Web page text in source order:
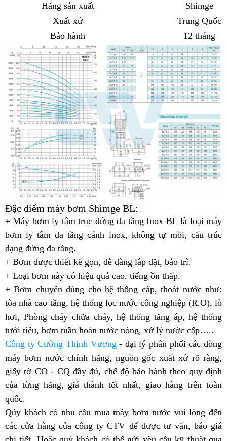
Hãng sản xuất
Shimge
Xuất xứ
Trung Quốc
Bảo hành
12 tháng
Đặc điểm máy bơm Shimge BL:
+ Máy bơm ly tâm trục đứng đa tầng Inox BL là loại máy
bơm ly tâm đa tầng cánh inox, không tự mồi, cấu trúc
dạng đứng đa tầng.
+ Bơm được thiết kế gọn, dễ dàng lắp đặt, bảo trì.
+ Loại bơm này có hiệu quả cao, tiếng ồn thấp.
+ Bơm chuyên dùng cho hệ thống cấp, thoát nước như:
tòa nhà cao tầng, hệ thống lọc nước công nghiệp (R.O), lò
hơi, Phòng cháy chữa cháy, hệ thống tăng áp, hệ thống
tưới tiêu, bơm tuần hoàn nước nóng, xử lý nước cấp…..
Công ty Cường Thịnh Vương - đại lý phân phối các dòng
máy bơm nước chính hãng, nguồn gốc xuất xứ rõ ràng,
giấy tờ CO - CQ đầy đủ, chế độ bảo hành theo quy định
của từng hãng, giá thành tốt nhất, giao hàng trên toàn
quốc.
Qúy khách có nhu cầu mua máy bơm nước vui lòng đến
các cửa hàng của công ty CTV để được tư vấn, báo giá